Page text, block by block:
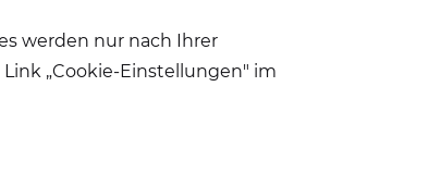
werden nur nach Ihrer
„Cookie-Einstellungen" im